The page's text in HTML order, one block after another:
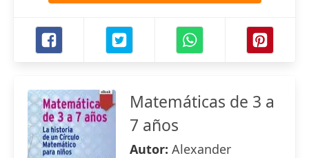
Matemáticas de 3 a
7 años
Autor: Alexander